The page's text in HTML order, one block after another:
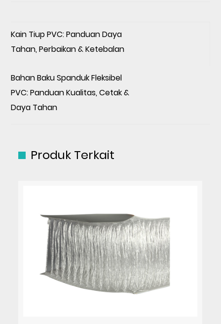
Kain Tiup PVC: Panduan Daya
Tahan, Perbaikan & Ketebalan
Bahan Baku Spanduk Fleksibel
PVC: Panduan Kualitas, Cetak &
Daya Tahan
Produk Terkait